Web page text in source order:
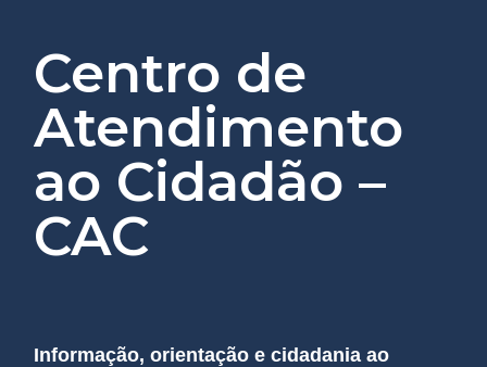
Centro de
Atendimento
ao Cidadão –
CAC
Informação, orientação e cidadania ao